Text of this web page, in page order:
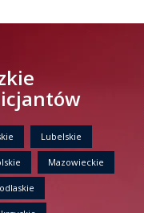
Lubelskie
Mazowieckie